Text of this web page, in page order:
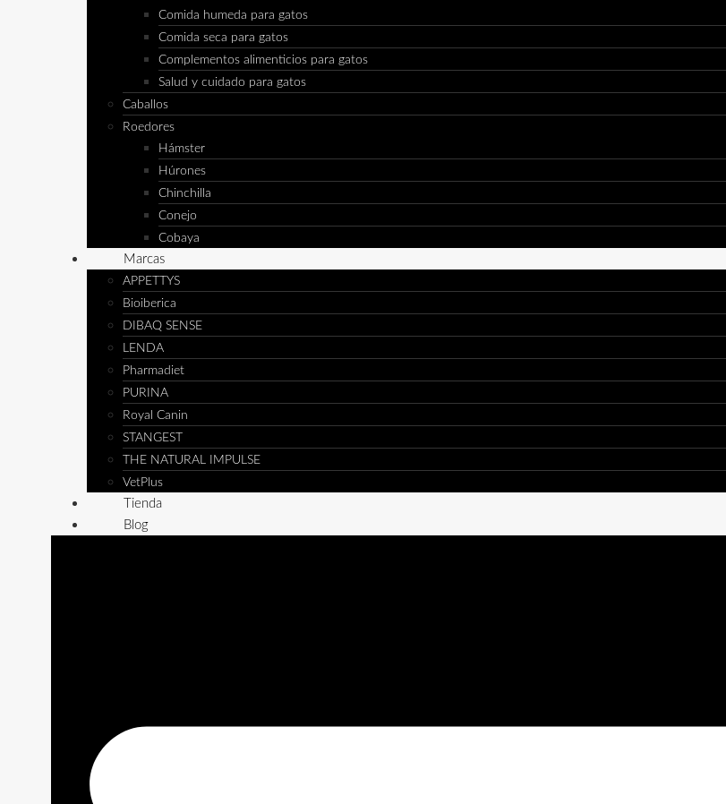
Comida humeda para gatos
Comida seca para gatos
Complementos alimenticios para gatos
Salud y cuidado para gatos
Caballos
Roedores
Hámster
Húrones
Chinchilla
Conejo
Cobaya
Marcas
APPETTYS
Bioiberica
DIBAQ SENSE
LENDA
Pharmadiet
PURINA
Royal Canin
STANGEST
THE NATURAL IMPULSE
VetPlus
Tienda
Blog